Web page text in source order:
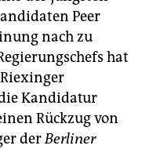
Peer
nach zu
hat
Kandidatur
Rückzug von
derBerliner